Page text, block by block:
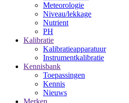
Meteorologie
Niveau/lekkage
Nutrient
PH
Kalibratie
Kalibratieapparatuur
Instrumentkalibratie
Kennisbank
Toepassingen
Kennis
Nieuws
Merken